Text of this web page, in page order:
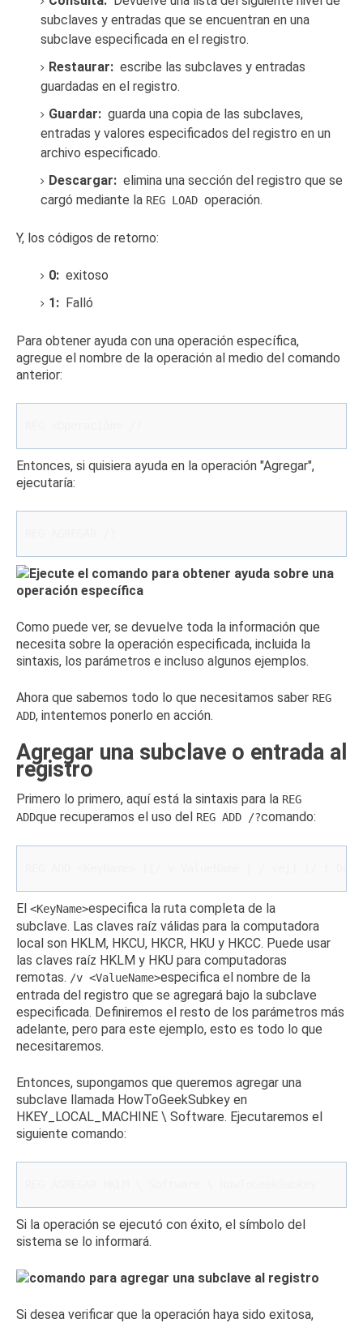
subclaves y entradas que se encuentran en una
subclave especificada en el registro.
Restaurar: escribe las subclaves y entradas
guardadas en el registro.
Guardar: guarda una copia de las subclaves,
entradas y valores especificados del registro en un
archivo especificado.
Descargar: elimina una sección del registro que se
cargó mediante la REG LOAD operación.
Y, los códigos de retorno:
0: exitoso
1: Falló
Para obtener ayuda con una operación específica,
agregue el nombre de la operación al medio del comando
anterior:
Entonces, si quisiera ayuda en la operación "Agregar",
ejecutaría:
Como puede ver, se devuelve toda la información que
necesita sobre la operación especificada, incluida la
sintaxis, los parámetros e incluso algunos ejemplos.
Ahora que sabemos todo lo que necesitamos saber REG
ADD, intentemos ponerlo en acción.
Agregar una subclave o entrada al
registro
Primero lo primero, aquí está la sintaxis para la REG
ADDque recuperamos el uso del REG ADD /?comando:
El <KeyName>especifica la ruta completa de la
subclave. Las claves raíz válidas para la computadora
local son HKLM, HKCU, HKCR, HKU y HKCC. Puede usar
las claves raíz HKLM y HKU para computadoras
remotas. /v <ValueName>especifica el nombre de la
entrada del registro que se agregará bajo la subclave
especificada. Definiremos el resto de los parámetros más
adelante, pero para este ejemplo, esto es todo lo que
necesitaremos.
Entonces, supongamos que queremos agregar una
subclave llamada HowToGeekSubkey en
HKEY_LOCAL_MACHINE \ Software. Ejecutaremos el
siguiente comando:
Si la operación se ejecutó con éxito, el símbolo del
sistema se lo informará.
Si desea verificar que la operación haya sido exitosa,